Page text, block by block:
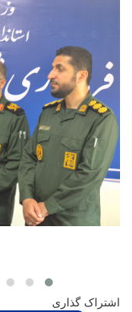
اشتراک گذاری